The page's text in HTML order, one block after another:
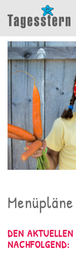
Menüpläne
DEN
NACHFOLGEND: